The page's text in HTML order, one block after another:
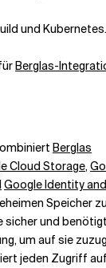
und
Berglas-
Berglas
Cloud Storage,
Google Identity
Speicher
sicher und
um auf sie
jeden Zugriff